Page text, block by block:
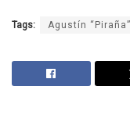
Tags: Agustín